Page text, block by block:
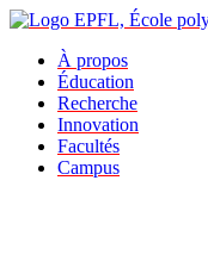
À propos
Éducation
Recherche
Innovation
Facultés
Campus